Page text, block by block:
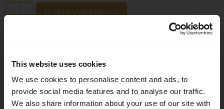
This website uses cookies
We use cookies to personalise content and ads, to
provide social media features and to analyse our traffic.
We also share information about your use of our site with
In den Warenkorb
Wanne und lassen Sie es zu einem Platz für Ihr
Lieblingsgetränk, leckere Snacks und alles andere
werden, was Sie sich wünschen.
Verwöhnen Sie sich in den Momenten der